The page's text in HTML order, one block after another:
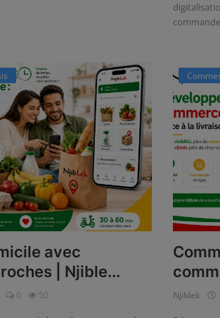
avec
| Njible...
0 50 Njiblek